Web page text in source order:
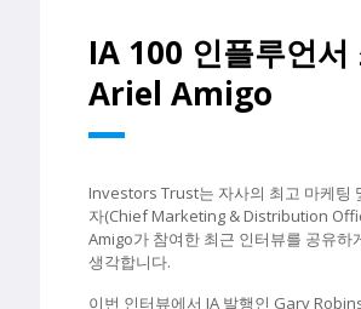
IA 100 인플루언서
Ariel Amigo
Investors Trust는 자사의 최고 마케팅
자(Chief Marketing & Distribution
Amigo가 참여한 최근 인터뷰를 공유하
생각합니다.
이번 인터뷰에서 IA 발행인 Gary